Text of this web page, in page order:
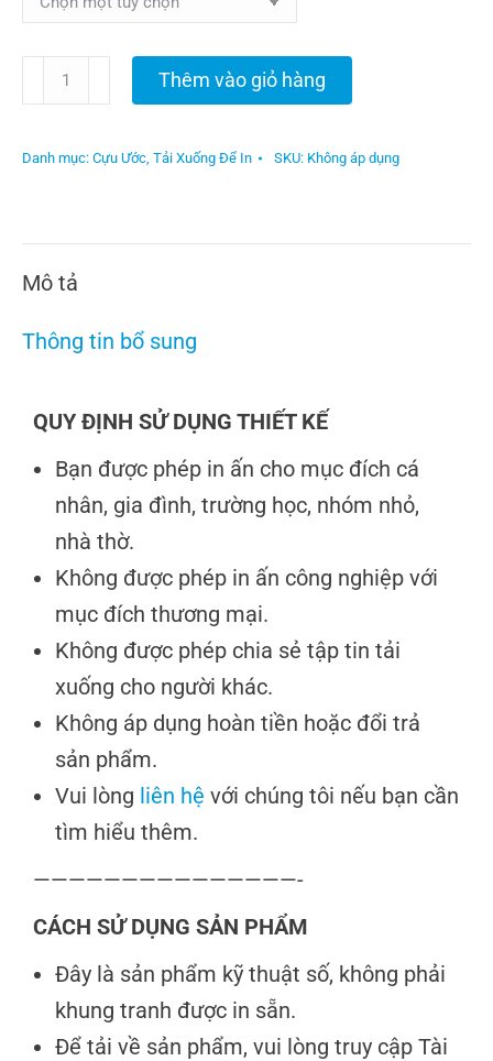
Thêm vào giỏ hàng
Danh mục: Cựu Ước, Tải Xuống Để In SKU: Không áp dụng
Mô tả
Thông tin bổ sung
QUY ĐỊNH SỬ DỤNG THIẾT KẾ
Bạn được phép in ấn cho mục đích cá
nhân, gia đình, trường học, nhóm nhỏ,
nhà thờ.
Không được phép in ấn công nghiệp với
mục đích thương mại.
Không được phép chia sẻ tập tin tải
xuống cho người khác.
Không áp dụng hoàn tiền hoặc đổi trả
sản phẩm.
Vui lòng liên hệ với chúng tôi nếu bạn cần
tìm hiểu thêm.
———————————————-
CÁCH SỬ DỤNG SẢN PHẨM
Đây là sản phẩm kỹ thuật số, không phải
khung tranh được in sẵn.
Để tải về sản phẩm, vui lòng truy cập Tài